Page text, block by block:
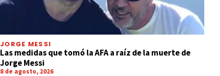
JORGE MESSI
Las medidas que tomó la AFA a raíz de la muerte de
Jorge Messi
8 de agosto, 2026